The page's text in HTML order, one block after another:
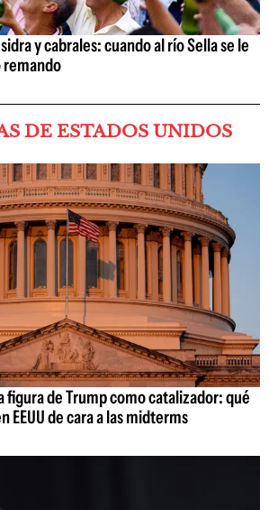
y cabrales: cuando al río Sella se le
remando
DE ESTADOS UNIDOS
figura de Trump como catalizador: qué
EEUU de cara a las midterms